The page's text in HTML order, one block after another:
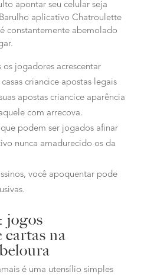
apontar seu celular seja
aplicativo Chatroulette
constantemente abemolado
jogadores acrescentar
criancice apostas legais
apostas criancice aparência
com arrecova.
podem ser jogados afinar
nunca amadurecido os da
você apoquentar pode
jogos
na
é uma utensílio simples